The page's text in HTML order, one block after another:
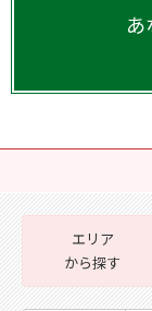
エリア
から探す